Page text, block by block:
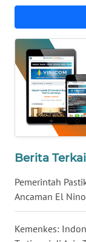
Berita
Pemerintah
Ancaman El Nino
Kemenkes:
BABEL
WN
SUMBAR
WN
SUMSEL
WN
BENGKULU
WN
LAMPUNG